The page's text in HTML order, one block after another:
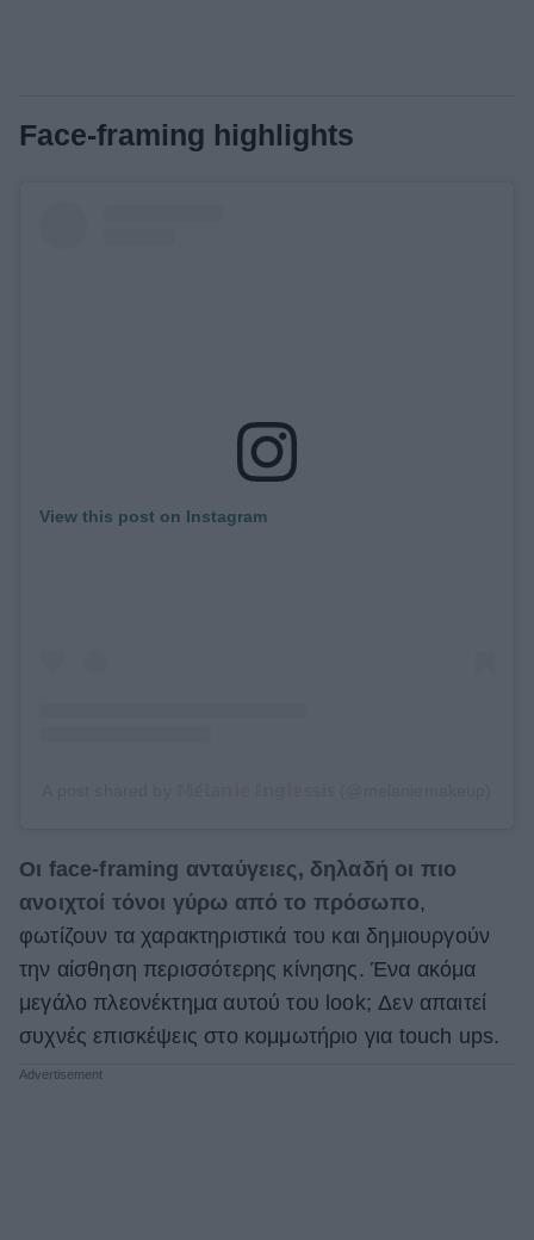
Face-framing highlights
View this post on Instagram
Οι face-framing ανταύγειες, δηλαδή οι πιο
ανοιχτοί τόνοι γύρω από το πρόσωπο,
φωτίζουν τα χαρακτηριστικά του και δημιουργούν
την αίσθηση περισσότερης κίνησης. Ένα ακόμα
μεγάλο πλεονέκτημα αυτού του look; Δεν απαιτεί
συχνές επισκέψεις στο κομμωτήριο για touch ups.